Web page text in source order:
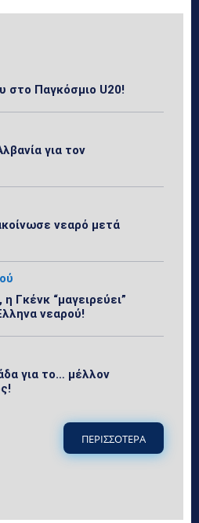
στο Παγκόσμιο U20!
για τον
νεαρό μετά
Γκένκ “μαγειρεύει”
νεαρού!
για το… μέλλον
ΠΕΡΙΣΣΟΤΕΡΑ